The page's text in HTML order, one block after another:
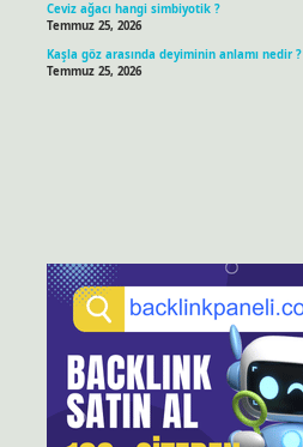
Ceviz ağacı hangi simbiyotik ?
Temmuz 25, 2026
Kaşla göz arasında deyiminin anlamı nedir ?
Temmuz 25, 2026